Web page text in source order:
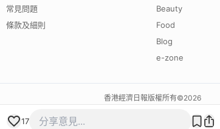
17
常見問題
條款及細則
Beauty
Food
Blog
e-zone
香港經濟日報版權所有©2026